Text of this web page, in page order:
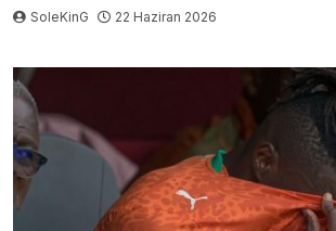
SoleKinG 22 Haziran 2026